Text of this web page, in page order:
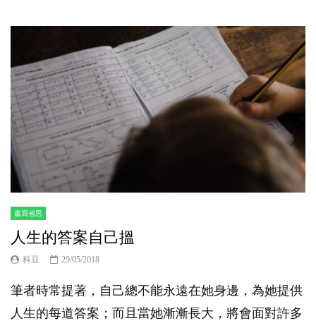
書寫省思
人生的答案自己搵
科豆 29/05/2018
筆者時常提著，自己總不能永遠在她身邊，為她提供
人生的每道答案；而且當她漸漸長大，將會面對許多